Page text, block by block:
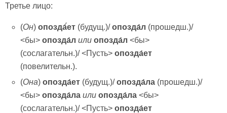
Третье лицо:
(Он)опозда́́ет (будущ.)/опозда́л (прошедш.)/
<бы>опозда́л или опозда́л <бы>
(сослагательн.)/ <Пусть>опозда́ет
(повелительн.).
(Она)опозда́ет (будущ.)/опозда́ла (прошедш.)/
<бы>опозда́ла или опозда́ла <бы>
(сослагательн.)/ <Пусть>опозда́ет